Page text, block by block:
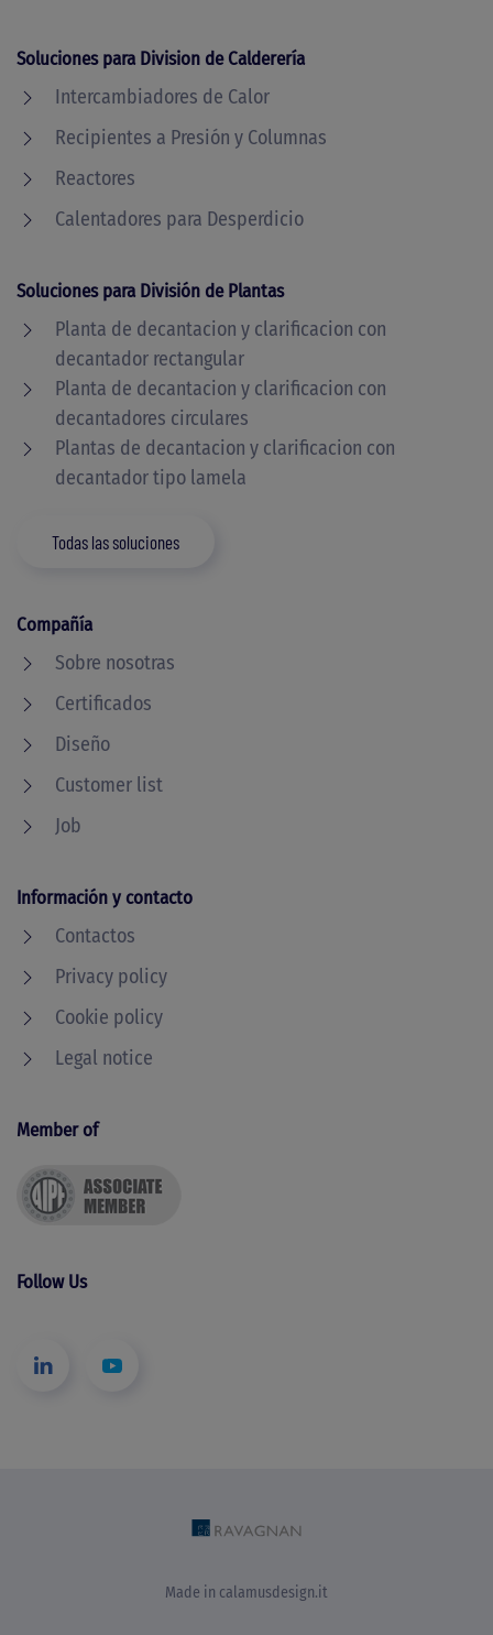
Soluciones para Division de Calderería
Intercambiadores de Calor
Recipientes a Presión y Columnas
Reactores
Calentadores para Desperdicio
Soluciones para División de Plantas
Planta de decantacion y clarificacion con
decantador rectangular
Planta de decantacion y clarificacion con
decantadores circulares
Plantas de decantacion y clarificacion con
decantador tipo lamela
Todas las soluciones
Compañía
Sobre nosotras
Certificados
Diseño
Customer list
Job
Información y contacto
Contactos
Privacy policy
Cookie policy
Legal notice
Member of
Follow Us
Made in calamusdesign.it